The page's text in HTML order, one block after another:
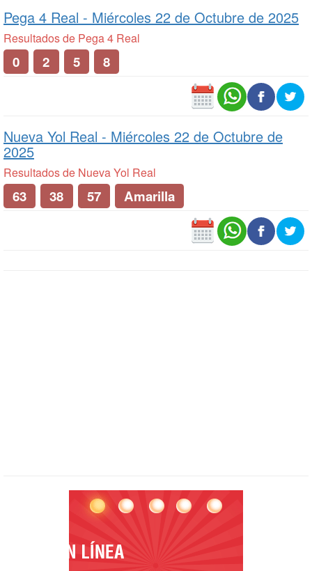
Pega 4 Real - Miércoles 22 de Octubre de 2025
Resultados de Pega 4 Real
0 2 5 8
Nueva Yol Real - Miércoles 22 de Octubre de
2025
Resultados de Nueva Yol Real
63 38 57 Amarilla